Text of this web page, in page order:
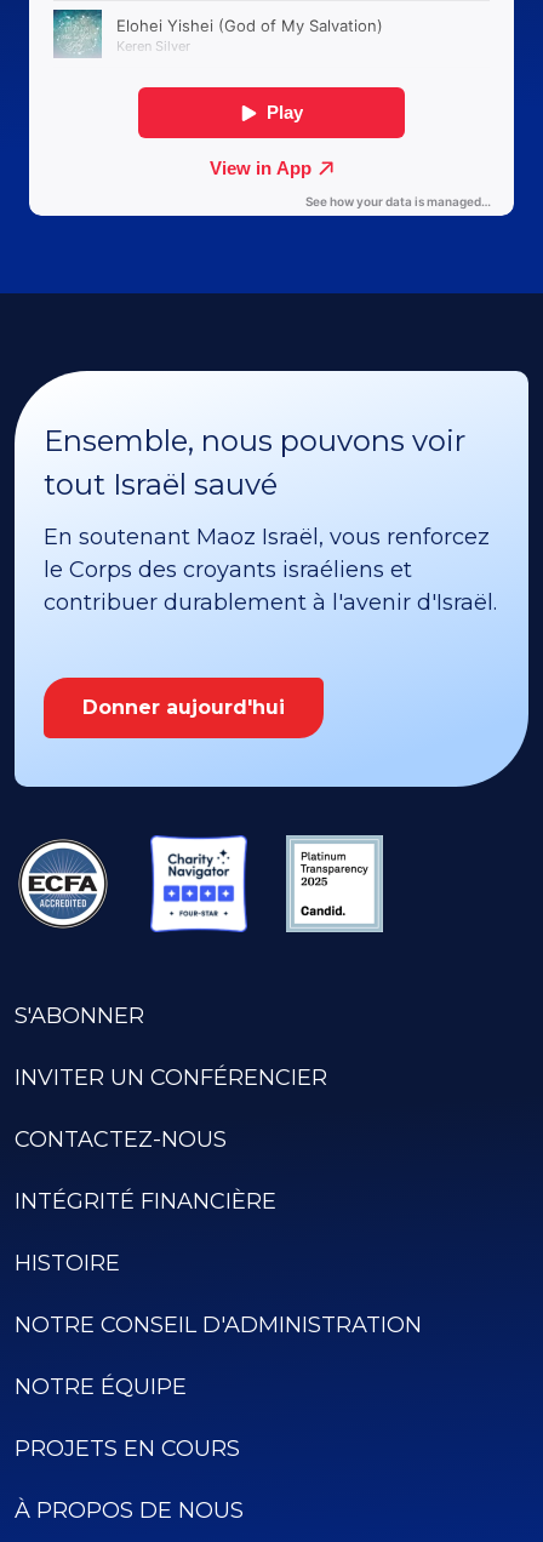
Ensemble, nous pouvons voir
tout Israël sauvé
En soutenant Maoz Israël, vous renforcez
le Corps des croyants israéliens et
contribuer durablement à l'avenir d'Israël.
Donner aujourd'hui
S'ABONNER
INVITER UN CONFÉRENCIER
CONTACTEZ-NOUS
INTÉGRITÉ FINANCIÈRE
HISTOIRE
NOTRE CONSEIL D'ADMINISTRATION
NOTRE ÉQUIPE
PROJETS EN COURS
À PROPOS DE NOUS